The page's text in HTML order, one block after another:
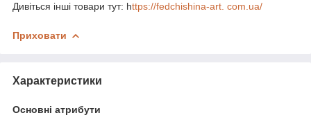
Дивіться інші товари тут: https://fedchishina-art. com.ua/
Приховати
Характеристики
Основні атрибути